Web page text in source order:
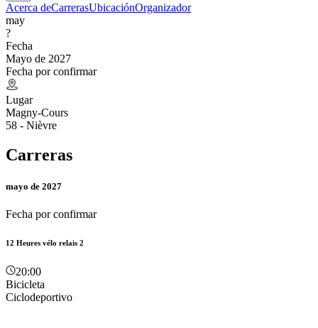
Acerca deCarrerasUbicaciónOrganizador
may
?
Fecha
Mayo de 2027
Fecha por confirmar
Lugar
Magny-Cours
58 - Nièvre
Carreras
mayo de 2027
Fecha por confirmar
12 Heures vélo relais 2
20:00
Bicicleta
Ciclodeportivo